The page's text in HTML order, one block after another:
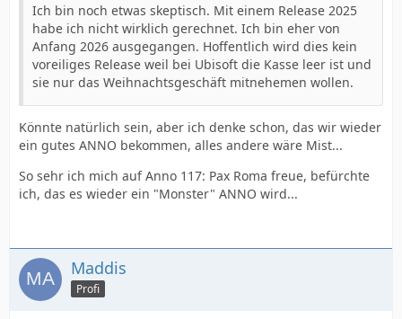
Ich bin noch etwas skeptisch. Mit einem Release 2025
habe ich nicht wirklich gerechnet. Ich bin eher von
Anfang 2026 ausgegangen. Hoffentlich wird dies kein
voreiliges Release weil bei Ubisoft die Kasse leer ist und
sie nur das Weihnachtsgeschäft mitnehemen wollen.
Könnte natürlich sein, aber ich denke schon, das wir wieder
ein gutes ANNO bekommen, alles andere wäre Mist...
So sehr ich mich auf Anno 117: Pax Roma freue, befürchte
ich, das es wieder ein "Monster" ANNO wird...
Maddis
Profi